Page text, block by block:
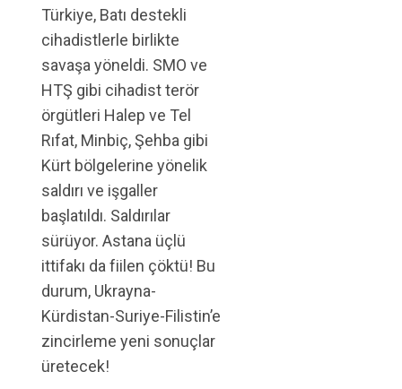
Türkiye, Batı destekli
cihadistlerle birlikte
savaşa yöneldi. SMO ve
HTŞ gibi cihadist terör
örgütleri Halep ve Tel
Rıfat, Minbiç, Şehba gibi
Kürt bölgelerine yönelik
saldırı ve işgaller
başlatıldı. Saldırılar
sürüyor. Astana üçlü
ittifakı da fiilen çöktü! Bu
durum, Ukrayna-
Kürdistan-Suriye-Filistin’e
zincirleme yeni sonuçlar
üretecek!